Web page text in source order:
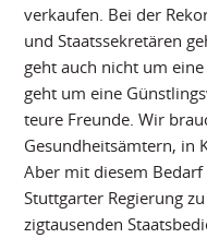
verkaufen. Bei der
und Staatssekretären
geht auch nicht um
geht um eine
teure Freunde. Wir
Gesundheitsämtern, in
Aber mit diesem
Stuttgarter Regierung
zigtausenden